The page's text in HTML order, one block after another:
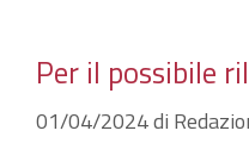
Per il possibile
01/04/2024di